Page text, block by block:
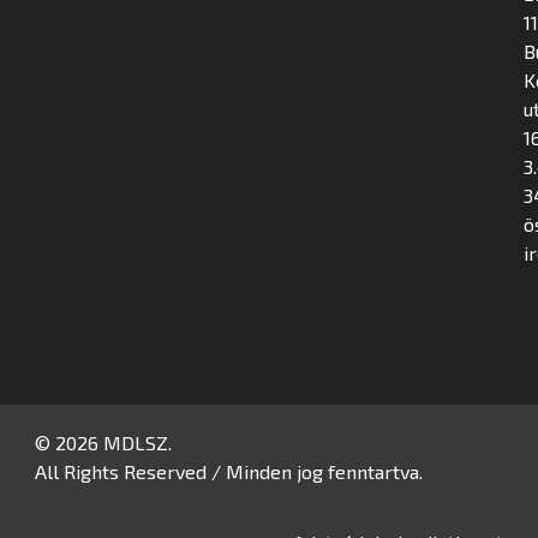
© 2026 MDLSZ.
All Rights Reserved / Minden jog fenntartva.